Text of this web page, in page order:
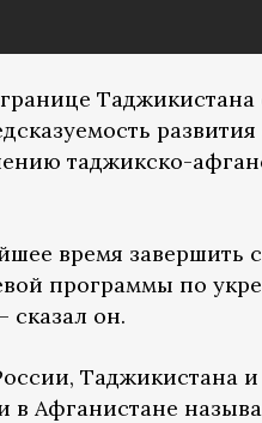
таджикско-
время завершить
программы по
сказал он.
Таджикистана и
в Афганистане